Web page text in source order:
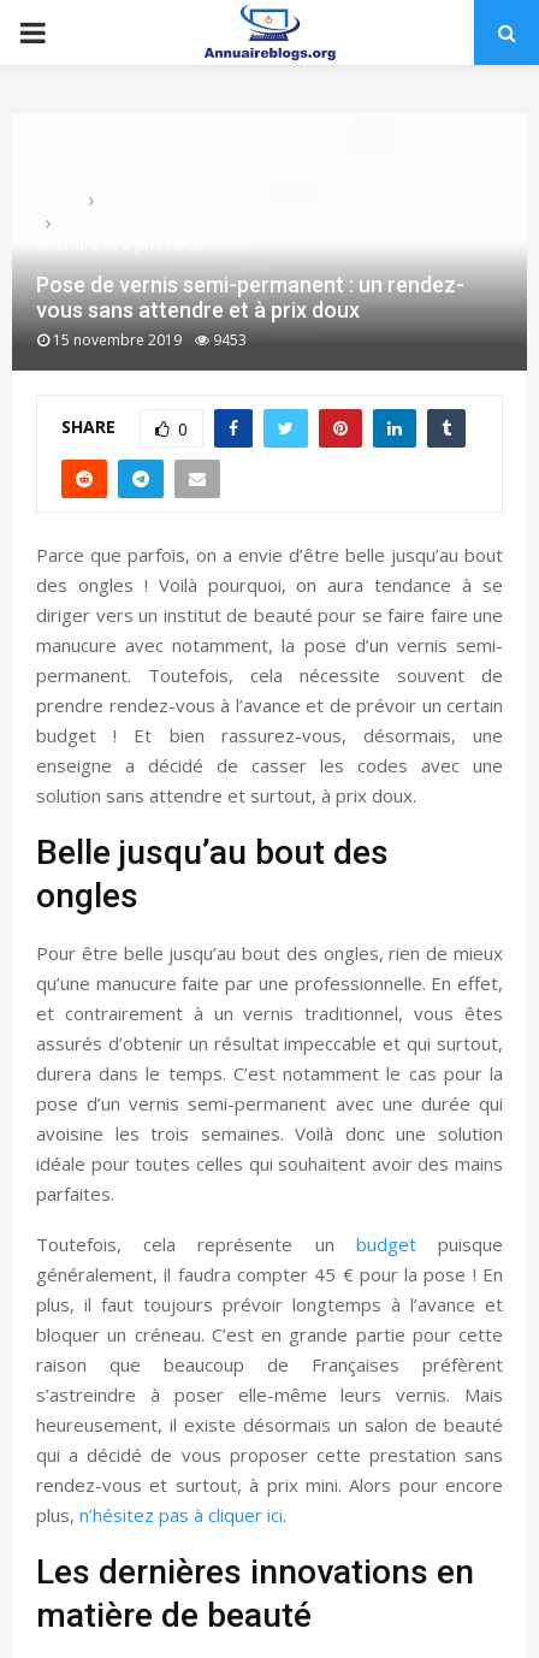
PRIMARY
Pose de vernis semi-permanent : un rendez-
vous sans attendre et à prix doux
15 novembre 2019 9453
SHARE 0
Parce que parfois, on a envie d’être belle jusqu’au bout
des ongles ! Voilà pourquoi, on aura tendance à se
diriger vers un institut de beauté pour se faire faire une
manucure avec notamment, la pose d’un vernis semi-
permanent. Toutefois, cela nécessite souvent de
prendre rendez-vous à l’avance et de prévoir un certain
budget ! Et bien rassurez-vous, désormais, une
enseigne a décidé de casser les codes avec une
solution sans attendre et surtout, à prix doux.
Belle jusqu’au bout des
ongles
Pour être belle jusqu’au bout des ongles, rien de mieux
qu’une manucure faite par une professionnelle. En effet,
et contrairement à un vernis traditionnel, vous êtes
assurés d’obtenir un résultat impeccable et qui surtout,
durera dans le temps. C’est notamment le cas pour la
pose d’un vernis semi-permanent avec une durée qui
avoisine les trois semaines. Voilà donc une solution
idéale pour toutes celles qui souhaitent avoir des mains
parfaites.
Toutefois, cela représente un budgetpuisque
généralement, il faudra compter 45 € pour la pose ! En
plus, il faut toujours prévoir longtemps à l’avance et
bloquer un créneau. C’est en grande partie pour cette
raison que beaucoup de Françaises préfèrent
s’astreindre à poser elle-même leurs vernis. Mais
heureusement, il existe désormais un salon de beauté
qui a décidé de vous proposer cette prestation sans
rendez-vous et surtout, à prix mini. Alors pour encore
plus, n’hésitez pas à cliquer ici.
Les dernières innovations en
matière de beauté